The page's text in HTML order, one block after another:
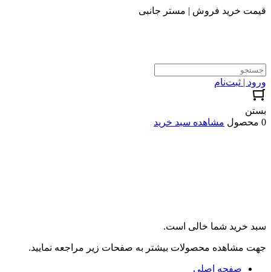
قیمت خرید فروش | مستر جانبی
ورود | ثبت‌نام
بستن
0 محصول
مشاهده سبد خرید
سبد خرید شما خالی است.
جهت مشاهده محصولات بیشتر به صفحات زیر مراجعه نمایید.
صفحه اصلی